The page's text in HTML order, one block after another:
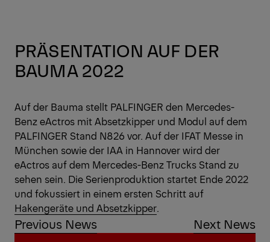
PRÄSENTATION AUF DER
BAUMA 2022
Auf der Bauma stellt PALFINGER den Mercedes-
Benz eActros mit Absetzkipper und Modul auf dem
PALFINGER Stand N826 vor. Auf der IFAT Messe in
München sowie der IAA in Hannover wird der
eActros auf dem Mercedes-Benz Trucks Stand zu
sehen sein. Die Serienproduktion startet Ende 2022
und fokussiert in einem ersten Schritt auf
Hakengeräte und Absetzkipper.
Previous News Next News